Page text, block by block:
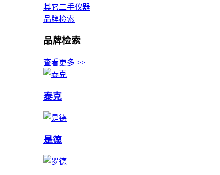
其它二手仪器
品牌检索
品牌检索
查看更多 >>
泰克
是德